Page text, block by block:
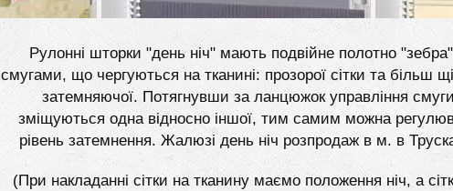
Рулонні шторки "день ніч" мають подвійне полотно "зебра"
смугами, що чергуються на тканині: прозорої сітки та більш
затемняючої. Потягнувши за ланцюжок управління
зміщуються одна відносно іншої, тим самим можна
рівень затемнення. Жалюзі день ніч розпродаж в м. в
(При накладанні сітки на тканину маємо положення ніч, а